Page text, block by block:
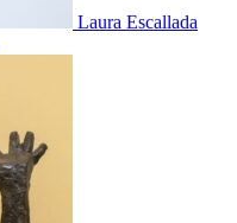
Laura Escallada